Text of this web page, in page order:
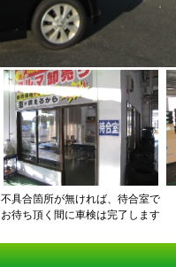
不具合箇所が無ければ、待合室で
お待ち頂く間に車検は完了します